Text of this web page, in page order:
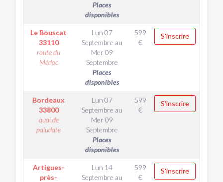
Places
disponibles
Le Bouscat
33110
route du
Médoc
Lun 07
Septembre au
Mer 09
Septembre
Places
disponibles
599
€
S'inscrire
Bordeaux
33800
quai de
paludate
Lun 07
Septembre au
Mer 09
Septembre
Places
disponibles
599
€
S'inscrire
Artigues-
près-
Lun 14
Septembre au
599
€
S'inscrire